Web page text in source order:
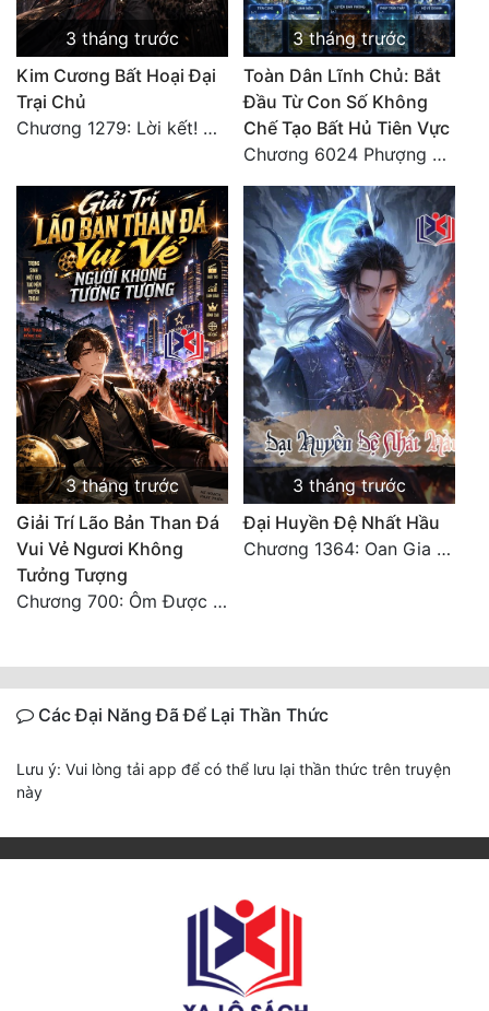
3 tháng trước
Kim Cương Bất Hoại Đại
Trại Chủ
Chương 1279: Lời kết! Giang hồ hẹn ngày gặp lại!
3 tháng trước
Toàn Dân Lĩnh Chủ: Bắt
Đầu Từ Con Số Không
Chế Tạo Bất Hủ Tiên Vực
Chương 6024 Phượng Tổ giúp ta! Mở lại luân hồi!
3 tháng trước
Giải Trí Lão Bản Than Đá
Vui Vẻ Ngươi Không
Tưởng Tượng
Chương 700: Ôm Được Mỹ Nhân Về (Đại Kết Cục)
3 tháng trước
Đại Huyền Đệ Nhất Hầu
Chương 1364: Oan Gia Ngõ Hẹp
Các Đại Năng Đã Để Lại Thần Thức
Lưu ý: Vui lòng tải app để có thể lưu lại thần thức trên truyện
này